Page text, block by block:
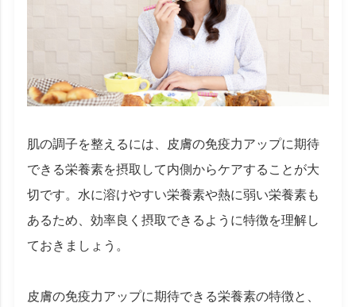
肌の調子を整えるには、皮膚の免疫力アップに期待
できる栄養素を摂取して内側からケアすることが大
切です。水に溶けやすい栄養素や熱に弱い栄養素も
あるため、効率良く摂取できるように特徴を理解し
ておきましょう。
皮膚の免疫力アップに期待できる栄養素の特徴と、